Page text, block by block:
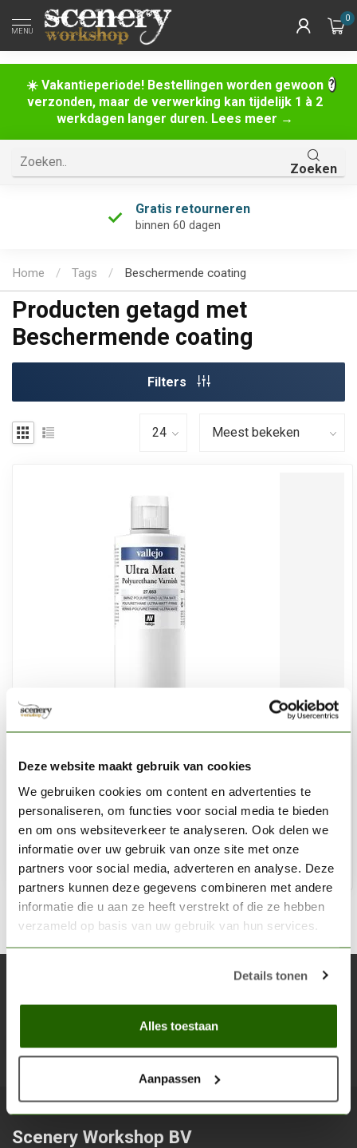
Deze website maakt gebruik van cookies
We gebruiken cookies om content en advertenties te
personaliseren, om functies voor social media te bieden
en om ons websiteverkeer te analyseren. Ook delen we
informatie over uw gebruik van onze site met onze
partners voor social media, adverteren en analyse. Deze
partners kunnen deze gegevens combineren met andere
informatie die u aan ze heeft verstrekt of die ze hebben
verzameld op basis van uw gebruik van hun services.
Details tonen
Alles toestaan
Aanpassen
☀️ Vakantieperiode! Bestellingen worden gewoon
verzonden, maar de verwerking kan tijdelijk 1 à 2
werkdagen langer duren. Lees meer →
MENU
0
Zoeken
Gratis retourneren
binnen 60 dagen
Home / Tags / Beschermende coating
Producten getagd met
Beschermende coating
Filters
Ultra Matt Polyurethane Varnish - 200ml - 27653
€10,25
Op voorraad
Blijf op de hoogte over onze laatste acties
Scenery Workshop BV